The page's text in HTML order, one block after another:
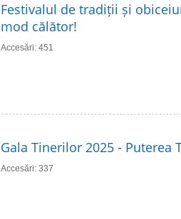
Festivalul de tradiții și
mod călător!
Accesări: 451
Gala Tinerilor 2025 - Puterea
Accesări: 337